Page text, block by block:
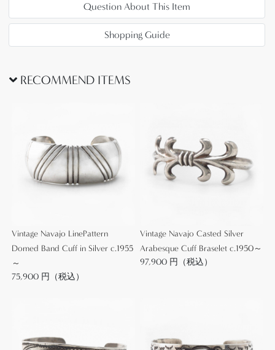
それらの背景を持っている為、アメリカ国内での流
通上は現在でも【Battery Bird】や【Depression
Necklaces】と呼ばれ、1930年代～1950年代にかけて
ジュエリー』と呼称)
ます。
大きさや色、デザインのパターンに大変幅広いバリ
エーションが存在するのが特徴で、一点一点に楽し
本作は、バッテリーバードと呼ばれる作品群の中で
も小さいサイズが特徴的な作品となっており、キッ
チュで愛らしいサンダーバードも好印象な個体で
す。
ことでモダンでグラフィカルな印象も与え、とても
Question About This Item
Shopping Guide
RECOMMEND ITEMS
Vintage Navajo LinePattern
Domed Band Cuff in Silver c.1955
～
75,900 円（税込）
Vintage Navajo Casted Silver
Arabesque Cuff Braselet c.1950～
97,900 円（税込）